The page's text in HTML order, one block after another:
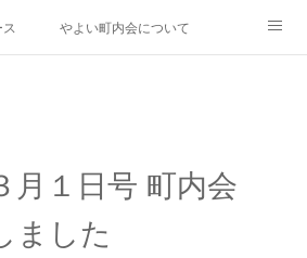
やよい町内会について
ェクト
ンク月１日号 町内会
ました